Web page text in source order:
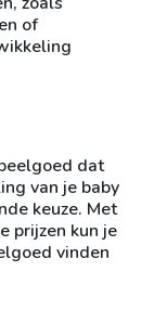
of
dat
van je baby
keuze. Met
prijzen kun je
vinden